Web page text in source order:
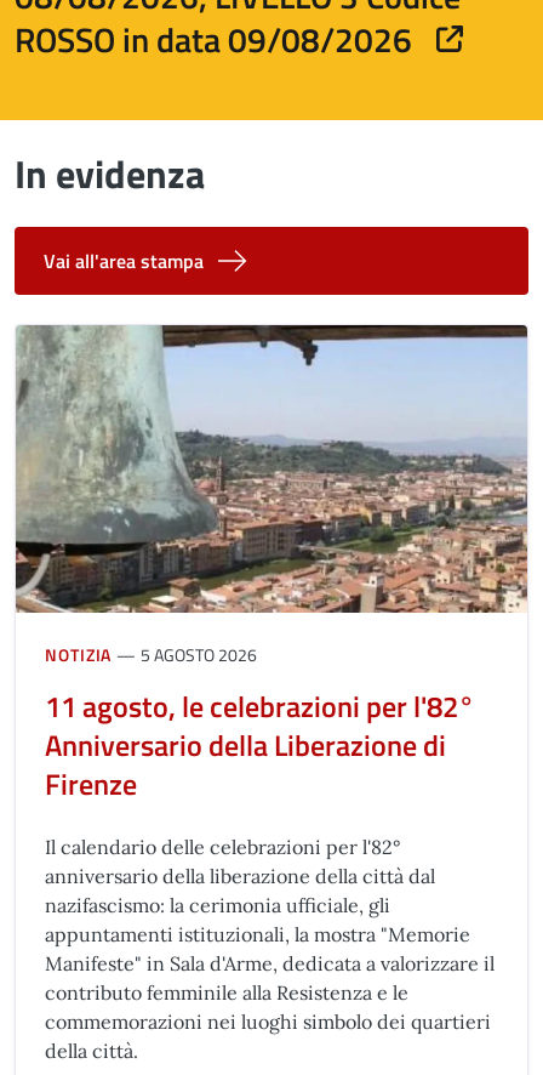
ROSSO in data 09/08/2026
In evidenza
Vai all'area stampa
NOTIZIA 5 AGOSTO 2026
11 agosto, le celebrazioni per l'82°
Anniversario della Liberazione di
Firenze
Il calendario delle celebrazioni per l'82°
anniversario della liberazione della città dal
nazifascismo: la cerimonia ufficiale, gli
appuntamenti istituzionali, la mostra "Memorie
Manifeste" in Sala d'Arme, dedicata a valorizzare il
contributo femminile alla Resistenza e le
commemorazioni nei luoghi simbolo dei quartieri
della città.